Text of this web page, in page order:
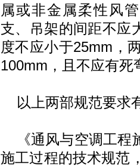
属或非金属柔性风
支、吊架的间距不应
度不应小于25mm，
100mm，且不应有死
以上两部规范要求
《通风与空调工
施工过程的技术规范